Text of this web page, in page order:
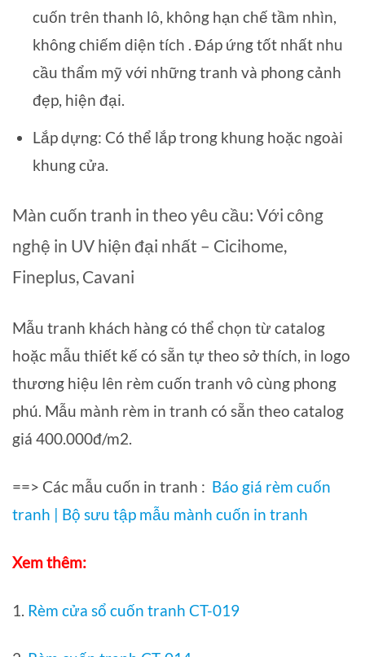
cuốn trên thanh lô, không hạn chế tầm nhìn,
không chiếm diện tích . Đáp ứng tốt nhất nhu
cầu thẩm mỹ với những tranh và phong cảnh
đẹp, hiện đại.
Lắp dựng: Có thể lắp trong khung hoặc ngoài
khung cửa.
Màn cuốn tranh in theo yêu cầu: Với công
nghệ in UV hiện đại nhất – Cicihome,
Fineplus, Cavani
Mẫu tranh khách hàng có thể chọn từ catalog
hoặc mẫu thiết kế có sẵn tự theo sở thích, in logo
thương hiệu lên rèm cuốn tranh vô cùng phong
phú. Mẫu mành rèm in tranh có sẵn theo catalog
giá 400.000đ/m2.
==> Các mẫu cuốn in tranh : Báo giá rèm cuốn
tranh | Bộ sưu tập mẫu mành cuốn in tranh
Xem thêm:
1. Rèm cửa sổ cuốn tranh CT-019